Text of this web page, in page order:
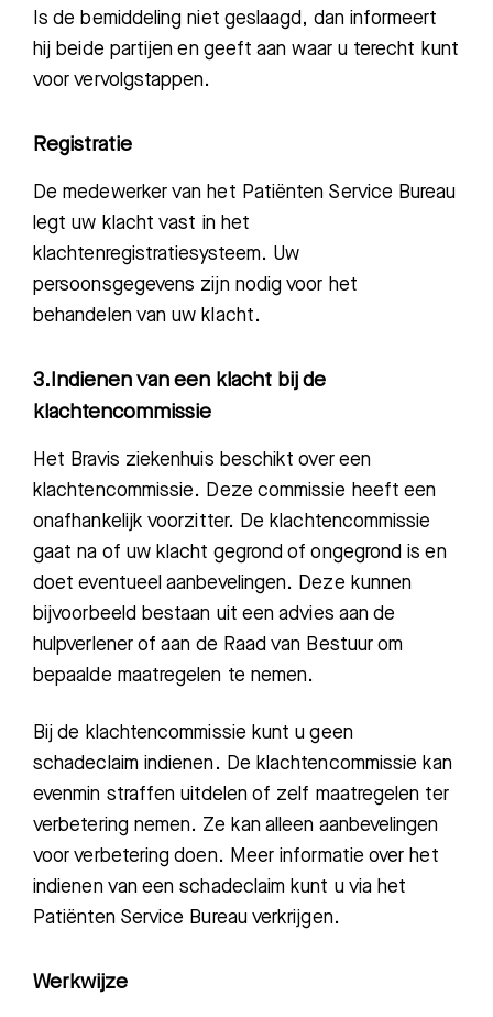
Bezoektijden
Afdelingen
Is de bemiddeling niet geslaagd, dan informeert
hij beide partijen en geeft aan waar u terecht kunt
voor vervolgstappen.
Registratie
De medewerker van het Patiënten Service Bureau
legt uw klacht vast in het
klachtenregistratiesysteem. Uw
persoonsgegevens zijn nodig voor het
behandelen van uw klacht.
3.Indienen van een klacht bij de
klachtencommissie
Het Bravis ziekenhuis beschikt over een
klachtencommissie. Deze commissie heeft een
onafhankelijk voorzitter. De klachtencommissie
gaat na of uw klacht gegrond of ongegrond is en
doet eventueel aanbevelingen. Deze kunnen
bijvoorbeeld bestaan uit een advies aan de
hulpverlener of aan de Raad van Bestuur om
bepaalde maatregelen te nemen.
Bij de klachtencommissie kunt u geen
schadeclaim indienen. De klachtencommissie kan
evenmin straffen uitdelen of zelf maatregelen ter
verbetering nemen. Ze kan alleen aanbevelingen
voor verbetering doen. Meer informatie over het
indienen van een schadeclaim kunt u via het
Patiënten Service Bureau verkrijgen.
Werkwijze